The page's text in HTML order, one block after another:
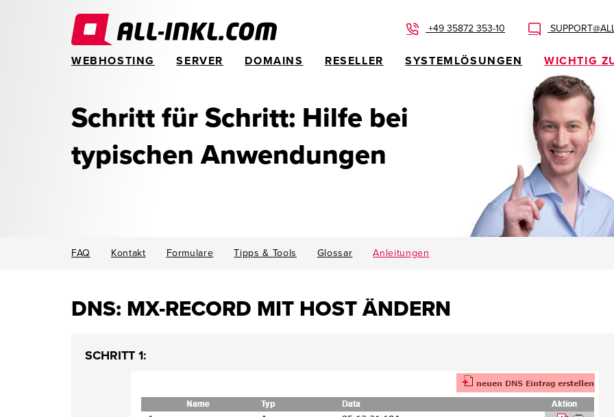
+49 35872 353-10
WEBHOSTING SERVER DOMAINS RESELLER SYSTEMLÖSUNGEN WICHTIG
Schritt für Schritt: Hilfe bei
typischen Anwendungen
FAQ Kontakt Formulare Tipps & Tools Glossar Anleitungen
DNS: MX-RECORD MIT HOST ÄNDERN
SCHRITT 1: